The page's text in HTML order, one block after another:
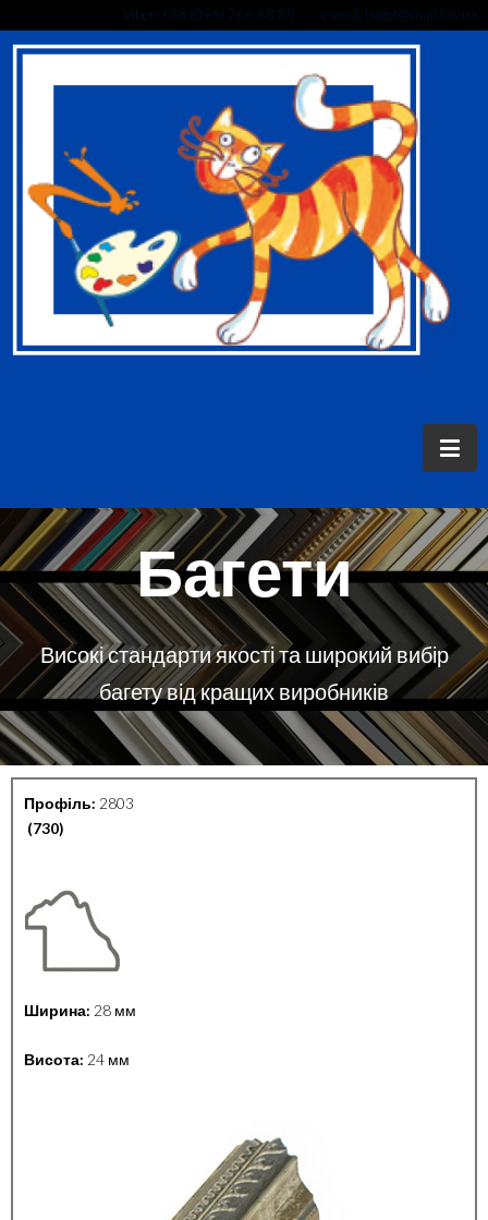
Viber: +38 (096) 766 68 89 e-mail: baget@mail.lviv.ua
Багети
Високі стандарти якості та широкий вибір
багету від кращих виробників
Профіль: 2803
(730)
Ширина: 28 мм
Висота: 24 мм